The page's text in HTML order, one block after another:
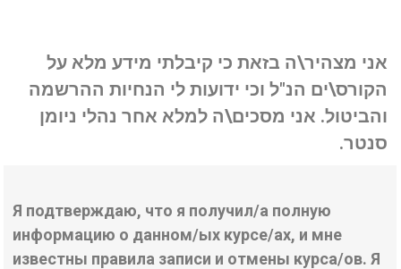
אני מצהיר\ה בזאת כי קיבלתי מידע מלא על
הקורס\ים הנ"ל וכי ידועות לי הנחיות ההרשמה
והביטול. אני מסכים\ה למלא אחר נהלי ניומן
סנטר.
Я подтверждаю, что я получил/а полную
информацию о данном/ых курсе/ах, и мне
известны правила записи и отмены курса/ов. Я